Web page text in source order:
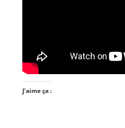
J’aime ça :